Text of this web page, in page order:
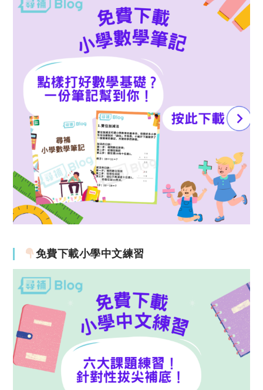
免費下載小學中文練習